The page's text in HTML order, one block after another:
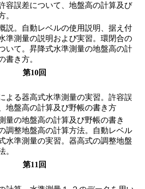
容誤差について、地盤高の計算及び
。
説。自動レベルの使用説明、据え付
準測量の説明および実習。環閉合の
いて。昇降式水準測量の地盤高の計
書き方。
第10回
よる器高式水準測量の実習。許容誤
地盤高の計算及び野帳の書き方
量の地盤高の計算及び野帳の書き
調整地盤高の計算方法。自動レベル
水準測量の実習。器高式の調整地盤
。
第11回